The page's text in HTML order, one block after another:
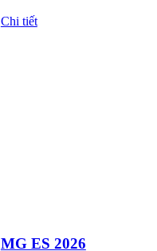
Chi tiết
MG ES 2026